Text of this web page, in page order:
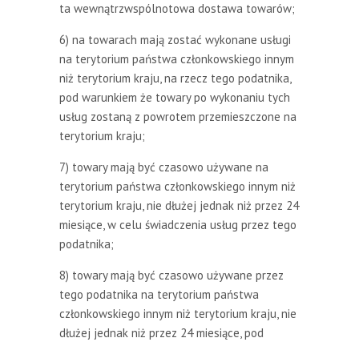
ta wewnątrzwspólnotowa dostawa towarów;
6) na towarach mają zostać wykonane usługi
na terytorium państwa członkowskiego innym
niż terytorium kraju, na rzecz tego podatnika,
pod warunkiem że towary po wykonaniu tych
usług zostaną z powrotem przemieszczone na
terytorium kraju;
7) towary mają być czasowo używane na
terytorium państwa członkowskiego innym niż
terytorium kraju, nie dłużej jednak niż przez 24
miesiące, w celu świadczenia usług przez tego
podatnika;
8) towary mają być czasowo używane przez
tego podatnika na terytorium państwa
członkowskiego innym niż terytorium kraju, nie
dłużej jednak niż przez 24 miesiące, pod